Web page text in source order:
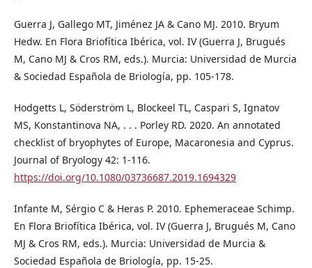
Guerra J, Gallego MT, Jiménez JA & Cano MJ. 2010. Bryum
Hedw. En Flora Briofítica Ibérica, vol. IV (Guerra J, Brugués
M, Cano MJ & Cros RM, eds.). Murcia: Universidad de Murcia
& Sociedad Española de Briología, pp. 105-178.
Hodgetts L, Söderström L, Blockeel TL, Caspari S, Ignatov
MS, Konstantinova NA, . . . Porley RD. 2020. An annotated
checklist of bryophytes of Europe, Macaronesia and Cyprus.
Journal of Bryology 42: 1-116.
https://doi.org/10.1080/03736687.2019.1694329
Infante M, Sérgio C & Heras P. 2010. Ephemeraceae Schimp.
En Flora Briofítica Ibérica, vol. IV (Guerra J, Brugués M, Cano
MJ & Cros RM, eds.). Murcia: Universidad de Murcia &
Sociedad Española de Briología, pp. 15-25.